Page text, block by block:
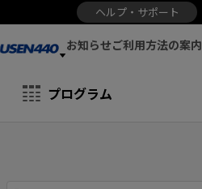
ヘルプ・サポート
お知らせご利用方法の案内
プログラム